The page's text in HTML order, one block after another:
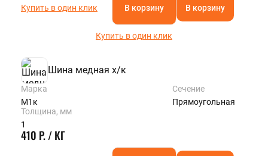
Купить в один клик В корзину В корзину
Купить в один клик
Шина медная х/к
Марка
М1к
Сечение
Прямоугольная
Толщина, мм
1
410 Р. / КГ